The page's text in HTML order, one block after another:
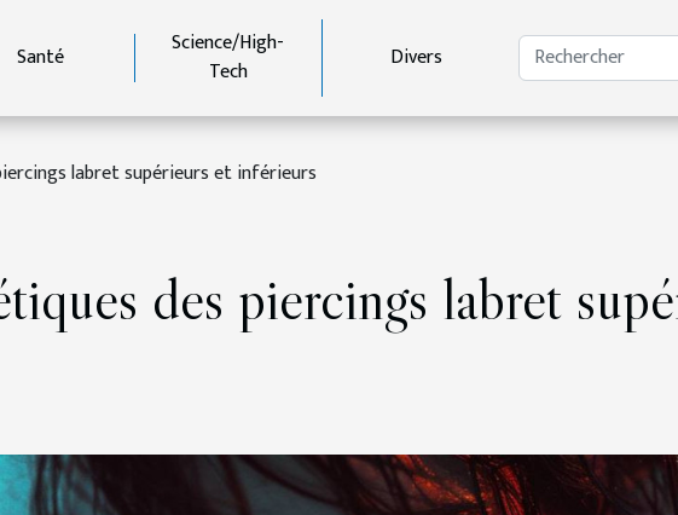
Santé
Science/High-
Tech
Divers
labret supérieurs et inférieurs
des piercings labret